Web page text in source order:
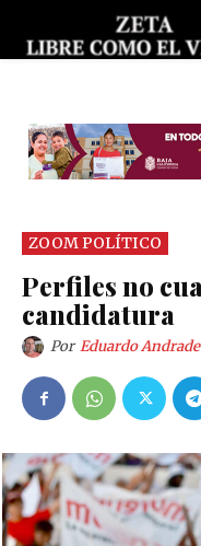
ZOOM POLÍTICO
Perfiles no
candidatura
Por Eduardo